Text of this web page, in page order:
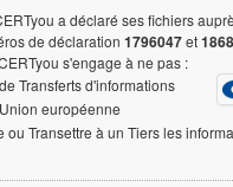
a déclaré ses fichiers
de déclaration 1796047et
s'engage à ne pas :
Transferts d'informations
européenne
ou Transettre à un Tiers les